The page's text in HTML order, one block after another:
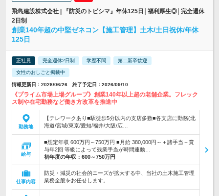
飛島建設株式会社 | 『防災のトビシマ』年休125日│福利厚生◎│完全週休
2日制
創業140年超の中堅ゼネコン【施工管理】土木/土日祝休/年休
125日
正社員 完全週休2日制 学歴不問 第二新卒歓迎
女性のおしごと掲載中
情報更新日：2026/06/26 終了予定日：2026/09/10
《プライム市場上場グループ》創業140年以上超の老舗企業。フレック
ス制や在宅勤務など働き方改革を推進中
勤務地
【テレワークあり■駅徒歩5分以内の支店多数■各支店に勤務(北
海道/宮城/東京/愛知/福井/大阪/広…
給与
■想定年収 600万円～750万円 ■月給 380,000円～＋諸手当＋賞
与年2回 等級によって残業手当が時間連動…
初年度の年収： 600～750万円
仕事内容
防災・減災の社会的ニーズが拡大する中、当社の土木施工管理
業務全般をお任せします。